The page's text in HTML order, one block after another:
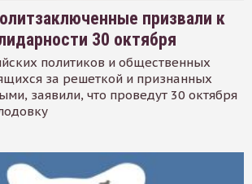
призвали к
30 октября
политиков и общественных
за решеткой и признанных
заявили, что проведут 30 октября